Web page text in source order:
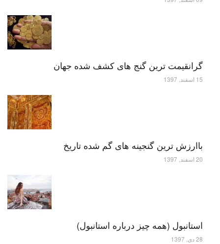
گرانقیمت ترین گنج های کشف شده جهان
15 اسفند, 1397
باارزش ترین گنجینه های گم شده تاریخ
20 اسفند, 1397
استانبول (همه چیز درباره استانبول)
28 دی, 1397